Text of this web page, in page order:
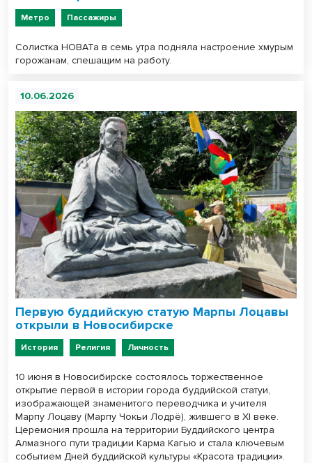
Метро Пассажиры
Солистка НОВАТа в семь утра подняла настроение хмурым
горожанам, спешащим на работу.
10.06.2026
Первую буддийскую статую Марпы Лоцавы
открыли в Новосибирске
История Религия Личность
10 июня в Новосибирске состоялось торжественное
открытие первой в истории города буддийской статуи,
изображающей знаменитого переводчика и учителя
Марпу Лоцаву (Марпу Чокьи Лодрё), жившего в XI веке.
Церемония прошла на территории Буддийского центра
Алмазного пути традиции Карма Кагью и стала ключевым
событием Дней буддийской культуры «Красота традиции».